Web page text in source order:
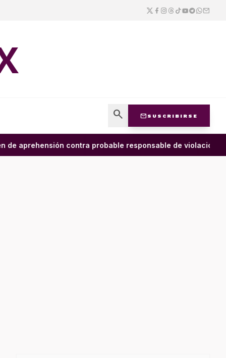
search mail SUSCRIBIRSE
aprehensión contra probable responsable de violación